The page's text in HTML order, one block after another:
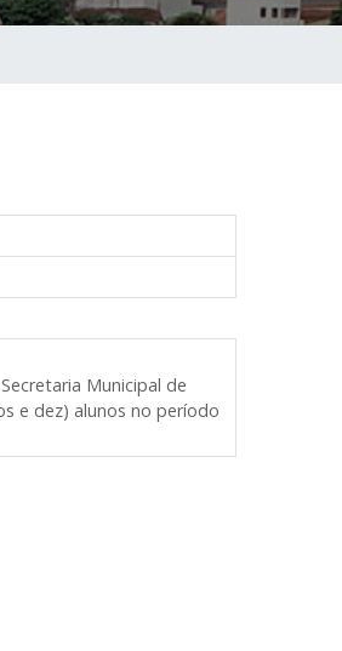
Municipal de
e dez) alunos no período